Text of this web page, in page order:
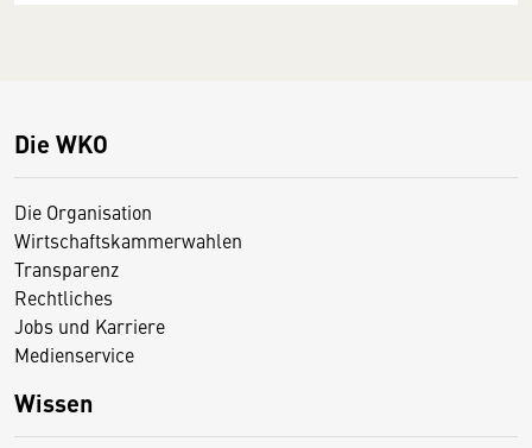
Die WKO
Die Organisation
Wirtschaftskammerwahlen
Transparenz
Rechtliches
Jobs und Karriere
Medienservice
Wissen